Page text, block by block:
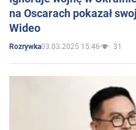
na Oscarach pokazał
Wideo
Rozrywka03.03.2025 15:46 31